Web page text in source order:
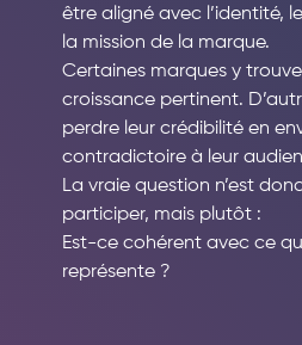
être aligné avec l’identité,
la mission de la marque.
Certaines marques y
croissance pertinent.
perdre leur crédibilité en
contradictoire à leur
La vraie question n’est
participer, mais plutôt :
Est-ce cohérent avec ce
représente ?